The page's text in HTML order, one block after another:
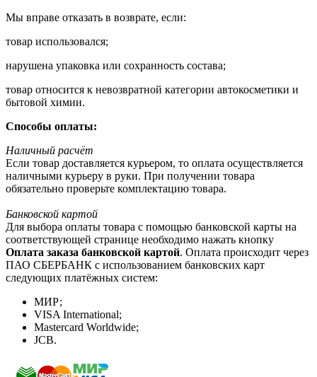
Мы вправе отказать в возврате, если:
товар использовался;
нарушена упаковка или сохранность состава;
товар относится к невозвратной категории автокосметики и
бытовой химии.
Способы оплаты:
Наличный расчёт
Если товар доставляется курьером, то оплата осуществляется
наличными курьеру в руки. При получении товара
обязательно проверьте комплектацию товара.
Банковской картой
Для выбора оплаты товара с помощью банковской карты на
соответствующей странице необходимо нажать кнопку
Оплата заказа банковской картой. Оплата происходит через
ПАО СБЕРБАНК с использованием банковских карт
следующих платёжных систем:
МИР;
VISA International;
Mastercard Worldwide;
JCB.